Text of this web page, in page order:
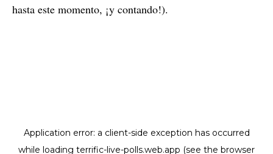
hasta este momento, ¡y contando!).